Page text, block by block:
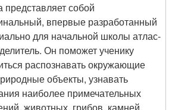
представляет собой
впервые разработанный
для начальной школы атлас-
Он поможет ученику
распознавать окружающие
объекты, узнавать
наиболее примечательных